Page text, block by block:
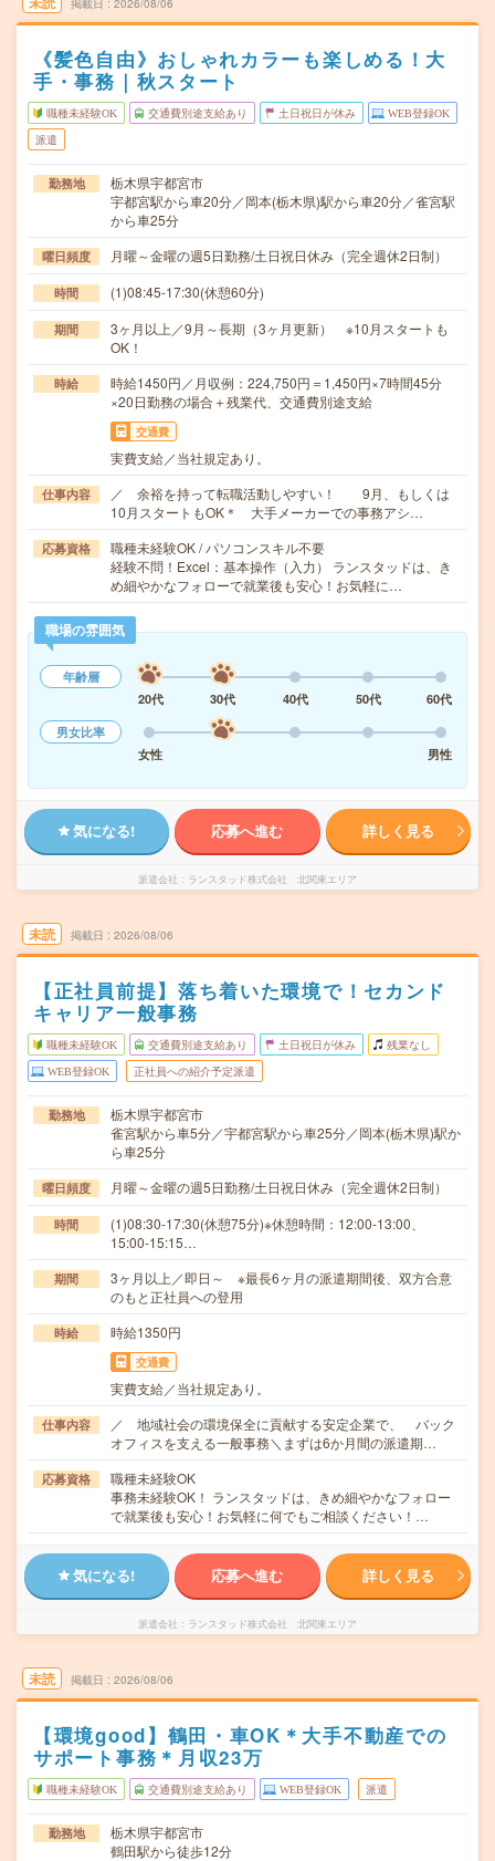
掲載日 2026/08/06
《髪色自由》おしゃれカラーも楽しめる！大
手・事務｜秋スタート
職種未経験OK 交通費別途支給あり 土日祝日が休み WEB登録OK
派遣
勤務地
栃木県宇都宮市
宇都宮駅から車20分／岡本(栃木県)駅から車20分／雀宮駅
から車25分
曜日頻度 月曜～金曜の週5日勤務/土日祝日休み（完全週休2日制）
時間 (1)08:45-17:30(休憩60分)
期間
3ヶ月以上／9月～長期（3ヶ月更新） ※10月スタートも
OK！
時給
時給1450円／月収例：224,750円＝1,450円×7時間45分
×20日勤務の場合＋残業代、交通費別途支給
交通費
実費支給／当社規定あり。
仕事内容
／ 余裕を持って転職活動しやすい！ 9月、もしくは
10月スタートもOK＊ 大手メーカーでの事務アシ…
応募資格
職種未経験OK / パソコンスキル不要
経験不問！Excel：基本操作（入力） ランスタッドは、き
め細やかなフォローで就業後も安心！お気軽に…
職場の雰囲気
年齢層
20代
30代 40代 50代
60代
男女比率
女性
男性
気になる! 応募へ進む 詳しく見る
派遣会社 ランスタッド株式会社 北関東エリア
未読 掲載日 2026/08/06
【正社員前提】落ち着いた環境で！セカンド
キャリア一般事務
職種未経験OK 交通費別途支給あり 土日祝日が休み 残業なし
WEB登録OK 正社員への紹介予定派遣
勤務地
栃木県宇都宮市
雀宮駅から車5分／宇都宮駅から車25分／岡本(栃木県)駅か
ら車25分
曜日頻度 月曜～金曜の週5日勤務/土日祝日休み（完全週休2日制）
時間
(1)08:30-17:30(休憩75分)※休憩時間：12:00-13:00、
15:00‐15:15…
期間
3ヶ月以上／即日～ ※最長6ヶ月の派遣期間後、双方合意
のもと正社員への登用
時給 時給1350円
交通費
実費支給／当社規定あり。
仕事内容
／ 地域社会の環境保全に貢献する安定企業で、 バック
オフィスを支える一般事務＼まずは6か月間の派遣期…
応募資格
職種未経験OK
事務未経験OK！ ランスタッドは、きめ細やかなフォロー
で就業後も安心！お気軽に何でもご相談ください！…
気になる! 応募へ進む 詳しく見る
派遣会社 ランスタッド株式会社 北関東エリア
未読 掲載日 2026/08/06
【環境good】鶴田・車OK＊大手不動産での
サポート事務＊月収23万
職種未経験OK 交通費別途支給あり WEB登録OK 派遣
勤務地
栃木県宇都宮市
鶴田駅から徒歩12分